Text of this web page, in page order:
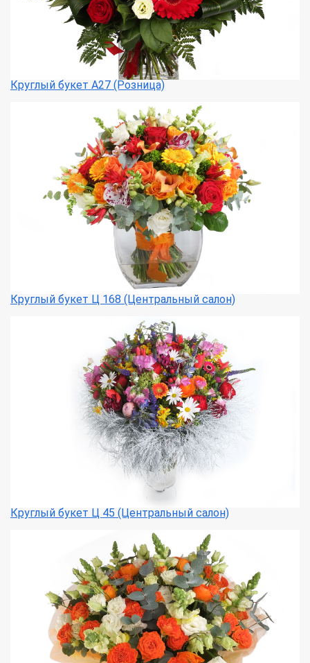
Круглый букет А27 (Розница)
Круглый букет Ц 168 (Центральный салон)
Круглый букет Ц 45 (Центральный салон)